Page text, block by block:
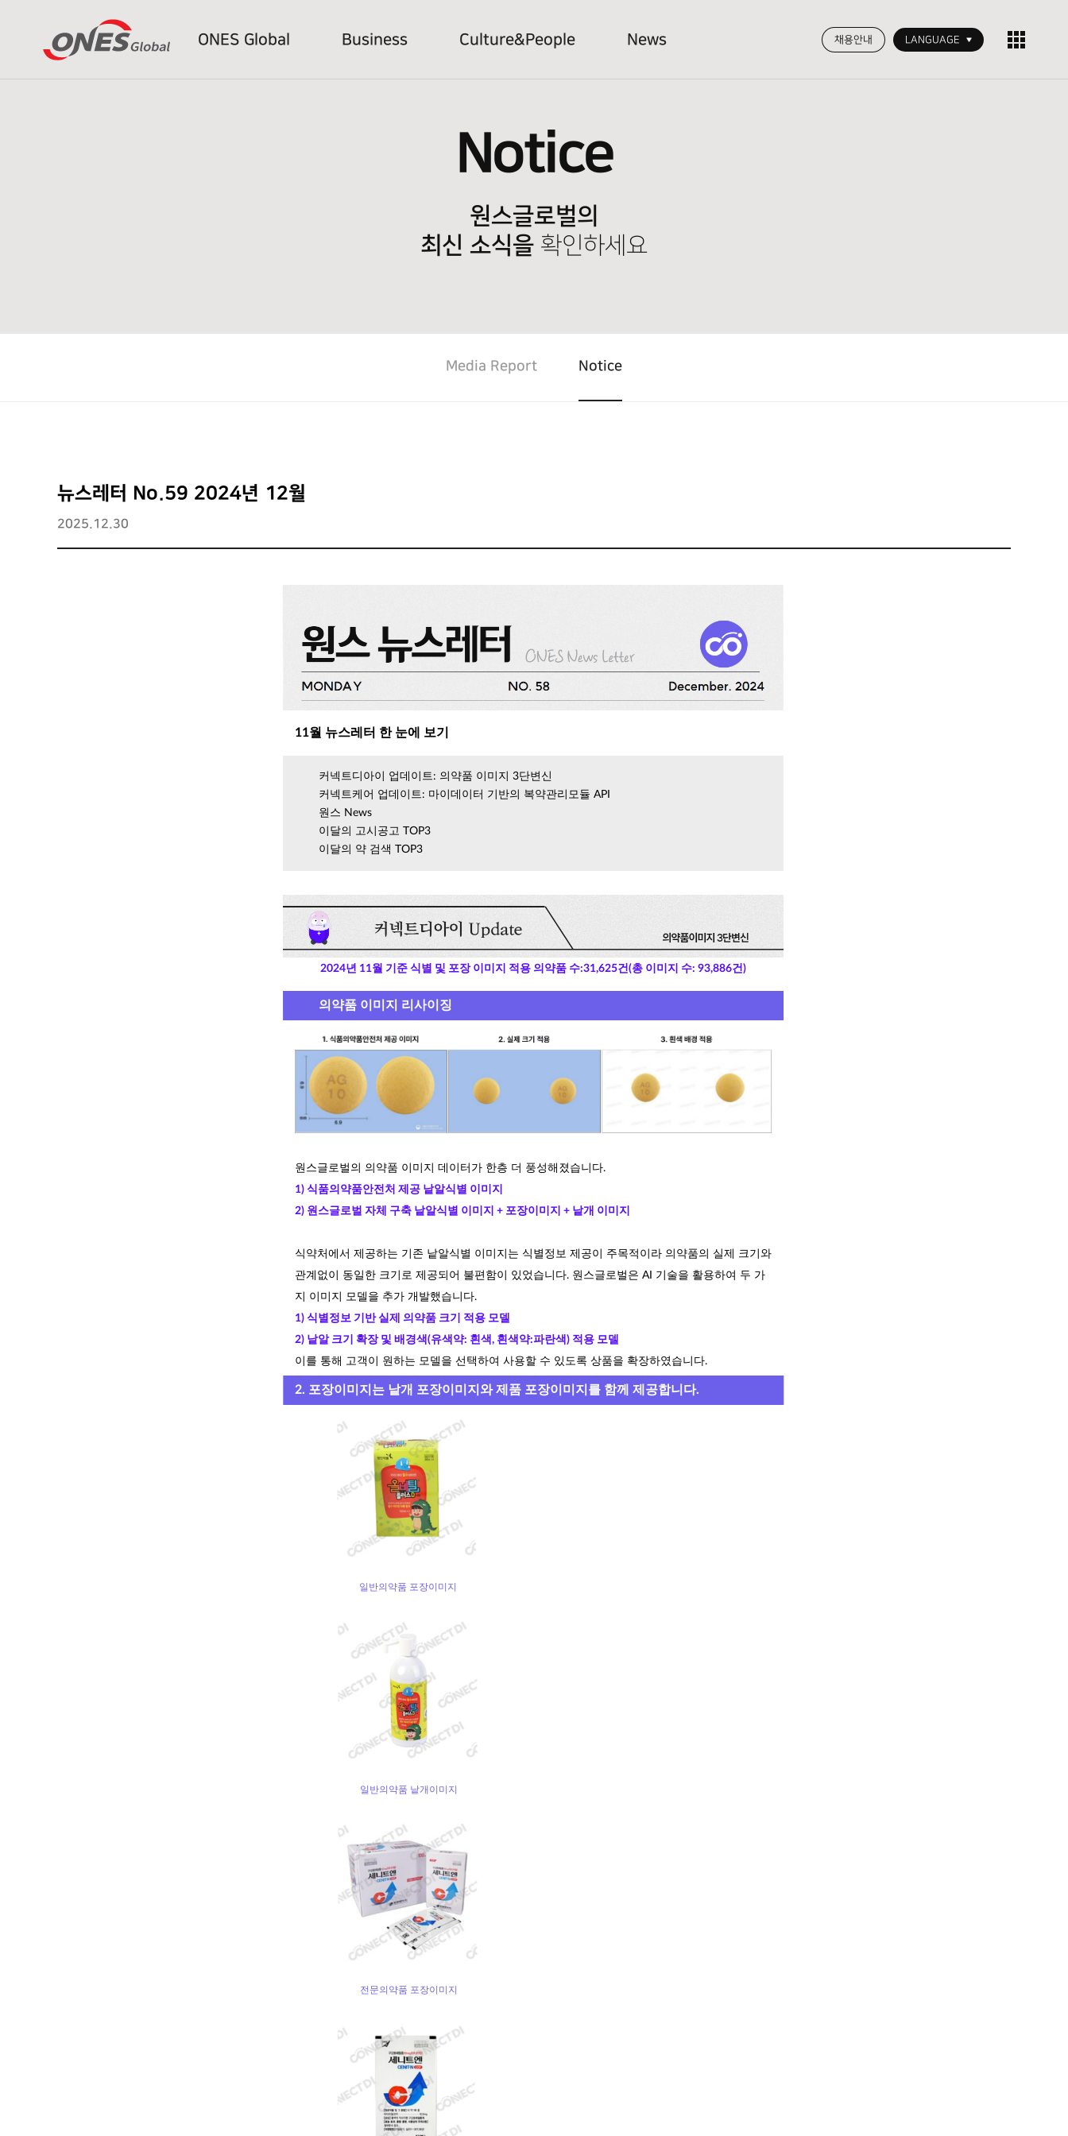
ONES Global Business Culture&People News 채용안내 LANGUAGE
Notice
원스글로벌의
최신 소식을 확인하세요
Media Report Notice
뉴스레터 No.59 2024년 12월
2025.12.30
11월 뉴스레터 한 눈에 보기
커넥트디아이 업데이트: 의약품 이미지 3단변신
커넥트케어 업데이트: 마이데이터 기반의 복약관리모듈 API
원스 News
이달의 고시공고 TOP3
이달의 약 검색 TOP3
2024년 11월 기준 식별 및 포장 이미지 적용 의약품 수:31,625건(총 이미지 수: 93,886건)
의약품 이미지 리사이징
원스글로벌의 의약품 이미지 데이터가 한층 더 풍성해졌습니다.
1) 식품의약품안전처 제공 낱알식별 이미지
2) 원스글로벌 자체 구축 낱알식별 이미지 + 포장이미지 + 낱개 이미지
식약처에서 제공하는 기존 낱알식별 이미지는 식별정보 제공이 주목적이라 의약품의 실제 크기와
관계없이 동일한 크기로 제공되어 불편함이 있었습니다. 원스글로벌은 AI 기술을 활용하여 두 가
지 이미지 모델을 추가 개발했습니다.
1) 식별정보 기반 실제 의약품 크기 적용 모델
2) 낱알 크기 확장 및 배경색(유색약: 흰색, 흰색약:파란색) 적용 모델
이를 통해 고객이 원하는 모델을 선택하여 사용할 수 있도록 상품을 확장하였습니다.
2. 포장이미지는 낱개 포장이미지와 제품 포장이미지를 함께 제공합니다.
일반의약품 포장이미지
일반의약품 낱개이미지
전문의약품 포장이미지